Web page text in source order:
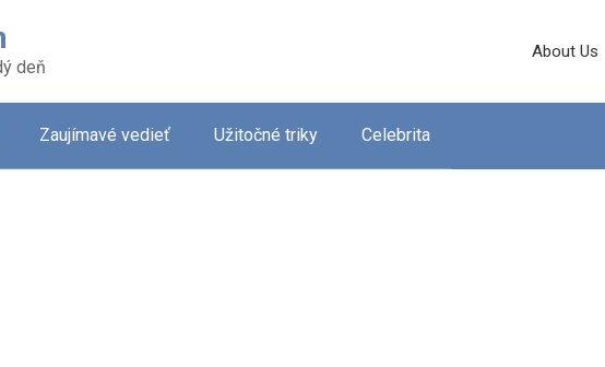
deň
About Us
Zaujímavé vedieť Užitočné triky Celebrita